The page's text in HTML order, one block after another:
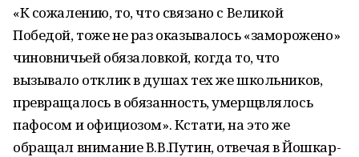
«К сожалению, то, что связано с Великой
Победой, тоже не раз оказывалось «заморожено»
чиновничьей обязаловкой, когда то, что
вызывало отклик в душах тех же школьников,
превращалось в обязанность, умерщвлялось
пафосом и официозом». Кстати, на это же
обращал внимание В.В.Путин, отвечая в Йошкар-